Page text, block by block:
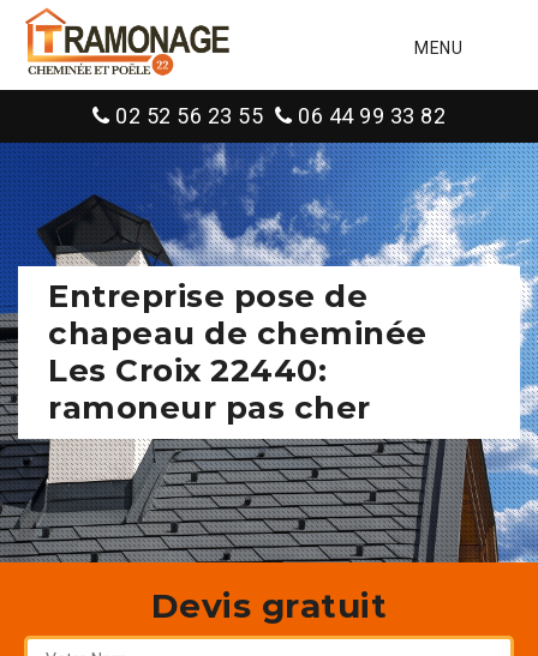
MENU
02 52 56 23 55 06 44 99 33 82
Entreprise pose de
chapeau de cheminée
Les Croix 22440:
ramoneur pas cher
Devis gratuit